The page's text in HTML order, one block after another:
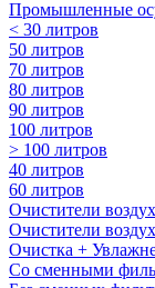
Промышленные
< 30 литров
50 литров
70 литров
80 литров
90 литров
100 литров
> 100 литров
40 литров
60 литров
Очистители
Очистители
Очистка +
Cо сменными